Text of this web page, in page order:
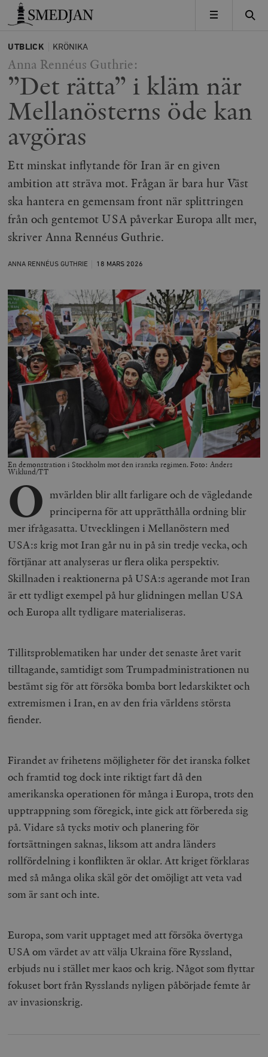
Timbro
MENY
UTBLICK KRÖNIKA
Anna Rennéus Guthrie:
”Det rätta” i kläm när
Mellanösterns öde kan
avgöras
Ett minskat inflytande för Iran är en given
ambition att sträva mot. Frågan är bara hur Väst
ska hantera en gemensam front när splittringen
från och gentemot USA påverkar Europa allt mer,
skriver Anna Rennéus Guthrie.
ANNA RENNÉUS GUTHRIE 18 MARS 2026
En demonstration i Stockholm mot den iranska regimen. Foto: Anders
Wiklund/TT
O mvärlden blir allt farligare och de vägledande
principerna för att upprätthålla ordning blir
mer ifrågasatta. Utvecklingen i Mellanöstern med
USA:s krig mot Iran går nu in på sin tredje vecka, och
förtjänar att analyseras ur flera olika perspektiv.
Skillnaden i reaktionerna på USA:s agerande mot Iran
är ett tydligt exempel på hur glidningen mellan USA
och Europa allt tydligare materialiseras.
Tillitsproblematiken har under det senaste året varit
tilltagande, samtidigt som Trumpadministrationen nu
bestämt sig för att försöka bomba bort ledarskiktet och
extremismen i Iran, en av den fria världens största
fiender.
Firandet av frihetens möjligheter för det iranska folket
och framtid tog dock inte riktigt fart då den
amerikanska operationen för många i Europa, trots den
upptrappning som föregick, inte gick att förbereda sig
på. Vidare så tycks motiv och planering för
fortsättningen saknas, liksom att andra länders
rollfördelning i konflikten är oklar. Att kriget förklaras
med så många olika skäl gör det omöjligt att veta vad
som är sant och inte.
Europa, som varit upptaget med att försöka övertyga
USA om värdet av att välja Ukraina före Ryssland,
erbjuds nu i stället mer kaos och krig. Något som flyttar
fokuset bort från Rysslands nyligen påbörjade femte år
av invasionskrig.